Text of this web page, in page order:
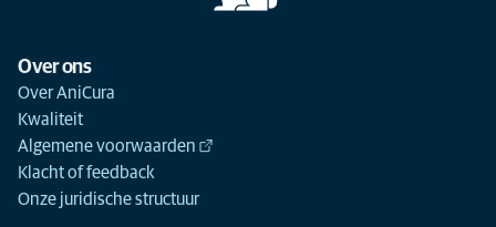
Over ons
Over AniCura
Kwaliteit
Algemene voorwaarden
Klacht of feedback
Onze juridische structuur